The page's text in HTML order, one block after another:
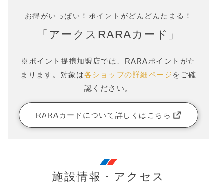
お得がいっぱい！ポイントがどんどんたまる！
「アークスRARAカード」
※ポイント提携加盟店では、RARAポイントがた
まります。対象は各ショップの詳細ページ をご確
認ください。
RARAカードについて詳しくはこちら
施設情報・アクセス